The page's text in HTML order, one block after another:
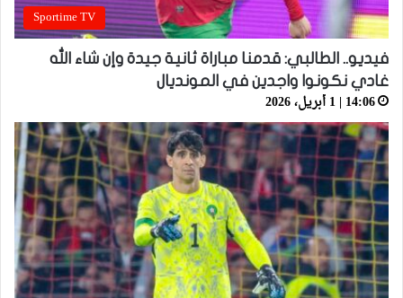
Sportime TV
فيديو.. الطالبي: قدمنا مباراة ثانية جيدة وإن شاء الله
غادي نكونوا واجدين في المونديال
14:06 | 1 أبريل، 2026